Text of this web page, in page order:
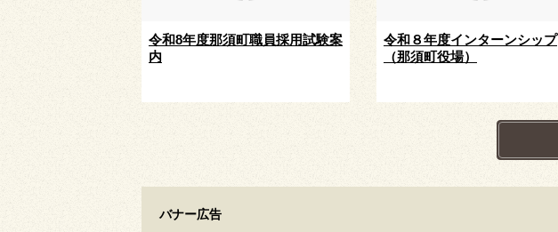
令和8年度那須町職員採用試験案
内
令和８年度インターンシップ
（那須町役場）
バナー広告